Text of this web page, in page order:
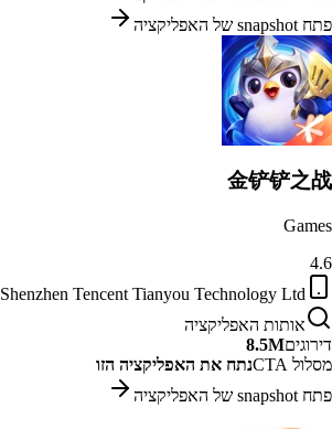
פתח snapshot של האפליקציה
金铲铲之战
Games
4.6
Shenzhen Tencent Tianyou Technology Ltd
אותות האפליקציה
דירוגים8.5M
מסלול CTA
נתח את האפליקציה הזו
פתח snapshot של האפליקציה